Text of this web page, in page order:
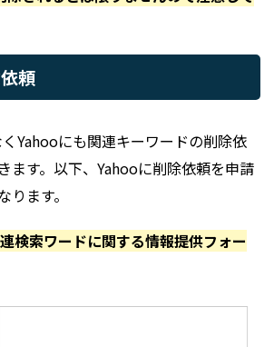
頼
Yahooにも関連キーワードの削除依
ます。以下、Yahooに削除依頼を申請
ます。
検索ワードに関する情報提供フォー